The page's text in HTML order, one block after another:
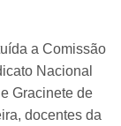
a Comissão
Nacional
Gracinete de
docentes da